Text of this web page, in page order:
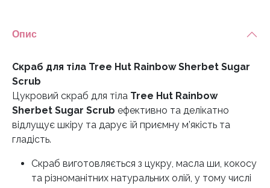
Опис
Скраб для тіла Tree Hut Rainbow Sherbet Sugar
Scrub
Цукровий скраб для тіла Tree Hut Rainbow
Sherbet Sugar Scrub ефективно та делікатно
відлущує шкіру та дарує їй приємну м’якість та
гладість.
Скраб виготовляється з цукру, масла ши, кокосу
та різноманітних натуральних олій, у тому числі